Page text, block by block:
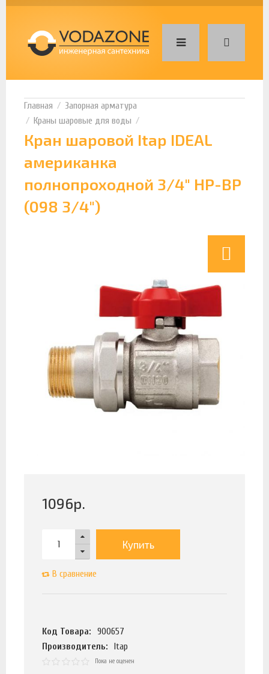
Запорная арматура
Краны шаровые для воды
Кран шаровой Itap IDEAL
американка
полнопроходной 3/4" НР-ВР
(098 3/4")
1096р.
Купить
В сравнение
Код Товара:
900657
Производитель:
Itap
Пока не оценен